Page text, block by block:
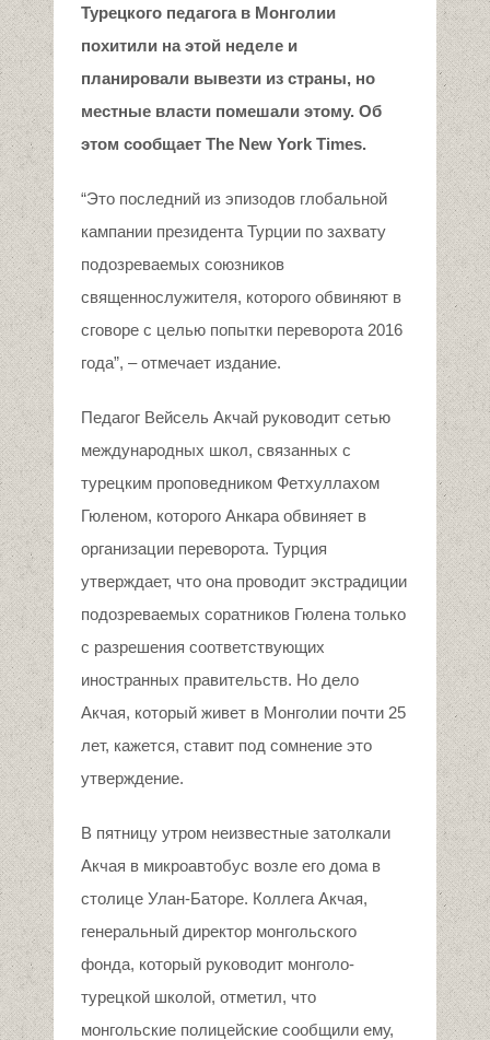
Турецкого педагога в Монголии
похитили на этой неделе и
планировали вывезти из страны, но
местные власти помешали этому. Об
этом сообщает The New York Times.
“Это последний из эпизодов глобальной
кампании президента Турции по захвату
подозреваемых союзников
священнослужителя, которого обвиняют в
сговоре с целью попытки переворота 2016
года”, – отмечает издание.
Педагог Вейсель Акчай руководит сетью
международных школ, связанных с
турецким проповедником Фетхуллахом
Гюленом, которого Анкара обвиняет в
организации переворота. Турция
утверждает, что она проводит экстрадиции
подозреваемых соратников Гюлена только
с разрешения соответствующих
иностранных правительств. Но дело
Акчая, который живет в Монголии почти 25
лет, кажется, ставит под сомнение это
утверждение.
В пятницу утром неизвестные затолкали
Акчая в микроавтобус возле его дома в
столице Улан-Баторе. Коллега Акчая,
генеральный директор монгольского
фонда, который руководит монголо-
турецкой школой, отметил, что
монгольские полицейские сообщили ему,